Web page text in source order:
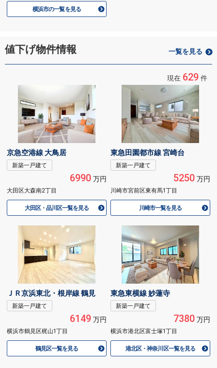
横浜市の一覧を見る
値下げ物件情報 一覧を見る
現在 629 件
京急空港線 大鳥居
新築一戸建て
6990万円
大田区大森南2丁目
大田区・品川区一覧を見る
東急田園都市線 宮崎台
新築一戸建て
5250万円
川崎市宮前区東有馬1丁目
川崎市一覧を見る
ＪＲ京浜東北・根岸線 鶴見
新築一戸建て
6149万円
横浜市鶴見区梶山1丁目
鶴見区一覧を見る
東急東横線 妙蓮寺
新築一戸建て
7380万円
横浜市港北区富士塚1丁目
港北区・神奈川区一覧を見る